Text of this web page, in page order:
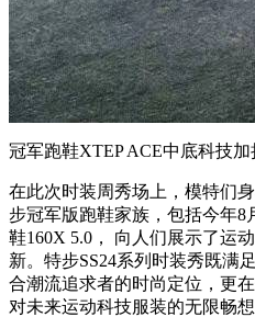
冠军跑鞋XTEP ACE中底科技
在此次时装周秀场上，模特们
步冠军版跑鞋家族，包括今年8
鞋160X 5.0， 向人们展示了运
新。特步SS24系列时装秀既满
合潮流追求者的时尚定位，更
对未来运动科技服装的无限畅想